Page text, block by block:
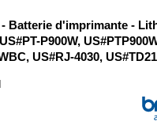
Batterie d'imprimante -
P900W,
US#RJ-4030,